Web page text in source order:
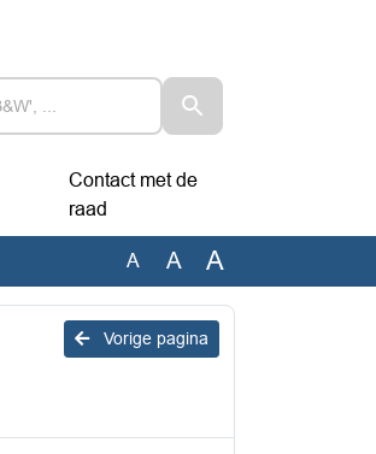
Contact met de
raad
A A A
Vorige pagina